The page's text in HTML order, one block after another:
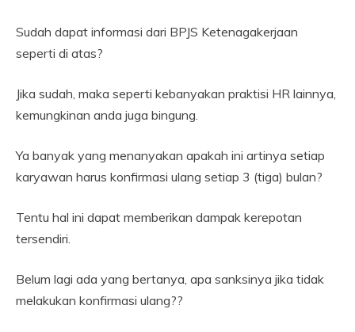
Sudah dapat informasi dari BPJS Ketenagakerjaan
seperti di atas?
Jika sudah, maka seperti kebanyakan praktisi HR lainnya,
kemungkinan anda juga bingung.
Ya banyak yang menanyakan apakah ini artinya setiap
karyawan harus konfirmasi ulang setiap 3 (tiga) bulan?
Tentu hal ini dapat memberikan dampak kerepotan
tersendiri.
Belum lagi ada yang bertanya, apa sanksinya jika tidak
melakukan konfirmasi ulang??